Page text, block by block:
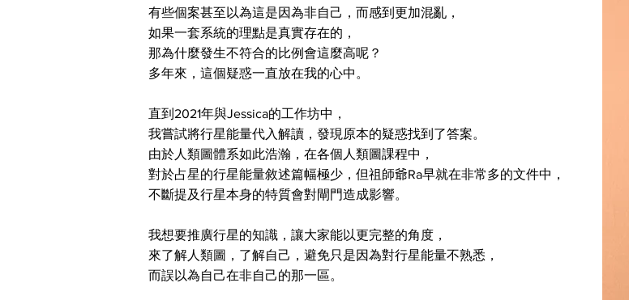
有些個案甚至以為這是因為非自己，而感到更加混亂，
如果一套系統的理點是真實存在的，
那為什麼發生不符合的比例會這麼高呢？
多年來，這個疑惑一直放在我的心中。
直到2021年與Jessica的工作坊中，
我嘗試將行星能量代入解讀，發現原本的疑惑找到了答案。
由於人類圖體系如此浩瀚，在各個人類圖課程中，
對於占星的行星能量敘述篇幅極少，但祖師爺Ra早就在非常多的文件中，
不斷提及行星本身的特質會對閘門造成影響。
我想要推廣行星的知識，讓大家能以更完整的角度，
來了解人類圖，了解自己，避免只是因為對行星能量不熟悉，
而誤以為自己在非自己的那一區。